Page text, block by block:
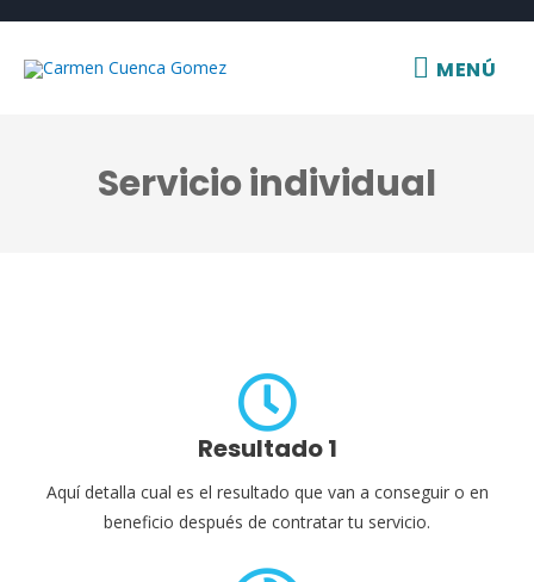
contenido
MENÚ
MENÚ
Servicio individual
Resultado 1
Aquí detalla cual es el resultado que van a conseguir o en
beneficio después de contratar tu servicio.